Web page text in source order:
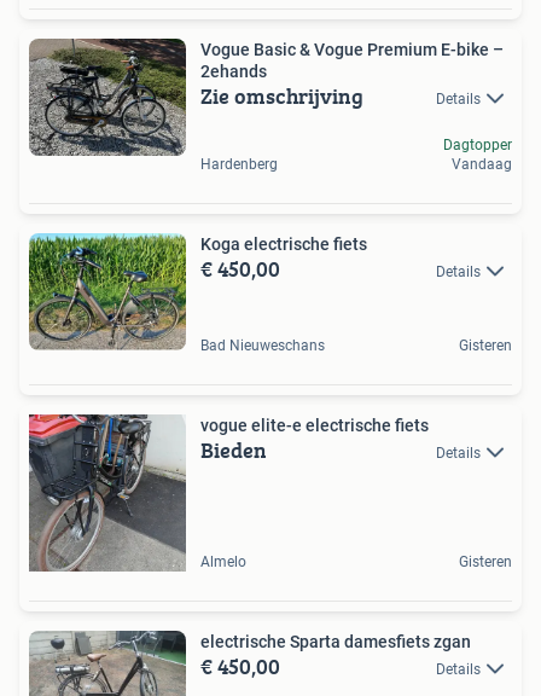
Vogue Basic & Vogue Premium E-bike –
2ehands
Zie omschrijving Details
Hardenberg
Dagtopper
Vandaag
Koga electrische fiets
€ 450,00 Details
Bad Nieuweschans Gisteren
vogue elite-e electrische fiets
Bieden Details
Almelo Gisteren
electrische Sparta damesfiets zgan
€ 450,00 Details